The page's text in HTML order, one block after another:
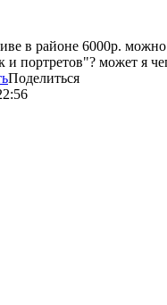
в районе 6000р.
и портретов"? может я
Поделиться